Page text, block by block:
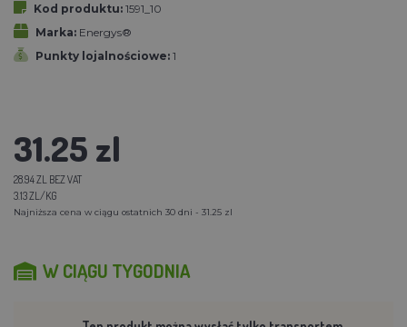
Kod produktu: 1591_10
Marka: Energys®
Punkty lojalnościowe: 1
31.25 zl
28.94 ZL BEZ VAT
3.13 ZL/KG
Najniższa cena w ciągu ostatnich 30 dni - 31.25 zl
W CIĄGU TYGODNIA